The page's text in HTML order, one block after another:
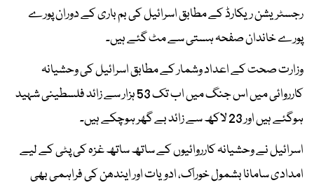
رجسٹریشن ریکارڈ کے مطابق اسرائیل کی بم باری کے دوران پورے
پورے خاندان صفحہ ہستی سے مٹ گئے ہیں۔
وزارت صحت کے اعداد وشمار کے مطابق اسرائیل کی وحشیانہ
کارروائی میں اس جنگ میں اب تک 53 ہزار سے زائد فلسطینی شہید
ہوگئے ہیں اور 23 لاکھ سے زائد بے گھر ہوچکے ہیں۔
اسرائیل نے وحشیانہ کارروائیوں کے ساتھ ساتھ غزہ کی پٹی کے لیے
امدادی سامانا بشمول خوراک، ادویات اور ایندھن کی فراہمی بھی